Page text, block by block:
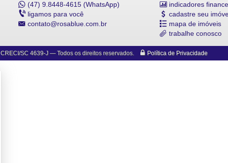
(47) 9.8448-4615 (WhatsApp)
ligamos para você
contato@rosablue.com.br
indicadores
cadastre seu
mapa de imóveis
trabalhe conosco
CRECI/SC 4639-J — Todos os direitos reservados. Política de Privacidade